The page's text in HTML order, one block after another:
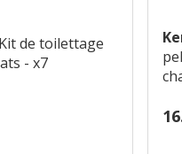
de toilettage
- x7